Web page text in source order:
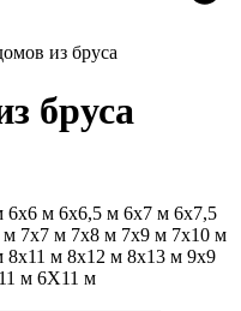
из бруса
бруса
6х6 м 6х6,5 м 6х7 м 6х7,5
м 7х7 м 7х8 м 7х9 м 7х10 м
8х11 м 8х12 м 8х13 м 9х9
м 6Х11 м